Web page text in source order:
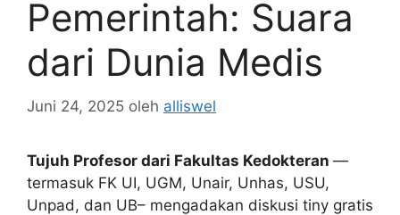
Pemerintah: Suara
dari Dunia Medis
Juni 24, 2025 oleh alliswel
Tujuh Profesor dari Fakultas Kedokteran —
termasuk FK UI, UGM, Unair, Unhas, USU,
Unpad, dan UB– mengadakan diskusi tiny gratis